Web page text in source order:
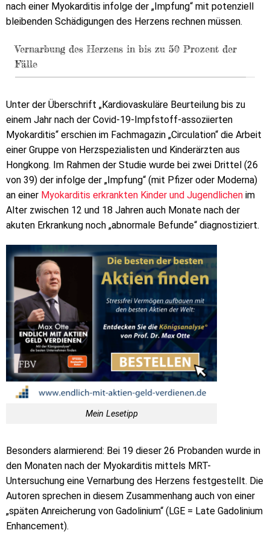
nach einer Myokarditis infolge der „Impfung“ mit potenziell
bleibenden Schädigungen des Herzens rechnen müssen.
Vernarbung des Herzens in bis zu 50 Prozent der
Fälle
Unter der Überschrift „Kardiovaskuläre Beurteilung bis zu
einem Jahr nach der Covid-19-Impfstoff-assoziierten
Myokarditis“ erschien im Fachmagazin „Circulation“ die Arbeit
einer Gruppe von Herzspezialisten und Kinderärzten aus
Hongkong. Im Rahmen der Studie wurde bei zwei Drittel (26
von 39) der infolge der „Impfung“ (mit Pfizer oder Moderna)
an einer Myokarditis erkrankten Kinder und Jugendlichen im
Alter zwischen 12 und 18 Jahren auch Monate nach der
akuten Erkrankung noch „abnormale Befunde“ diagnostiziert.
Mein Lesetipp
Besonders alarmierend: Bei 19 dieser 26 Probanden wurde in
den Monaten nach der Myokarditis mittels MRT-
Untersuchung eine Vernarbung des Herzens festgestellt. Die
Autoren sprechen in diesem Zusammenhang auch von einer
„späten Anreicherung von Gadolinium“ (LGE = Late Gadolinium
Enhancement).